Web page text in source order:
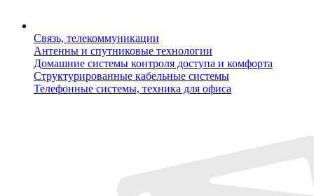
Связь, телекоммуникации
Антенны и спутниковые технологии
Домашние системы контроля доступа и комфорта
Структурированные кабельные системы
Телефонные системы, техника для офиса